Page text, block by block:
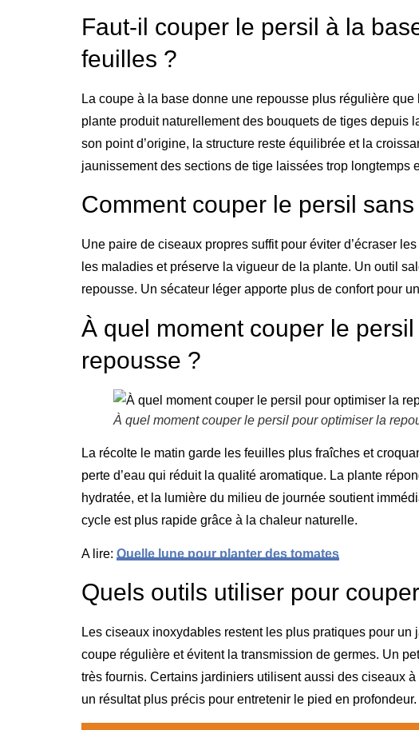
Faut-il couper le persil à la
feuilles ?
La coupe à la base donne une repousse plus régulière
plante produit naturellement des bouquets de tiges depuis
son point d’origine, la structure reste équilibrée et la
jaunissement des sections de tige laissées trop longtemps
Comment couper le persil
Une paire de ciseaux propres suffit pour éviter d’écraser
les maladies et préserve la vigueur de la plante. Un outil
repousse. Un sécateur léger apporte plus de confort pour
À quel moment couper le
repousse ?
À quel moment couper le persil pour optimiser la
La récolte le matin garde les feuilles plus fraîches et
perte d’eau qui réduit la qualité aromatique. La plante
hydratée, et la lumière du milieu de journée soutient
cycle est plus rapide grâce à la chaleur naturelle.
A lire: Quelle lune pour planter des tomates
Quels outils utiliser pour
Les ciseaux inoxydables restent les plus pratiques pour
coupe régulière et évitent la transmission de germes. Un
très fournis. Certains jardiniers utilisent aussi des ciseaux
un résultat plus précis pour entretenir le pied en profondeur.